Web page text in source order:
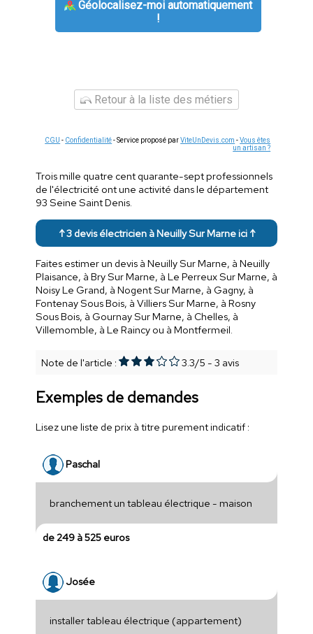
Géolocalisez-moi automatiquement
!
Retour à la liste des métiers
CGU - Confidentialité- Service proposé parViteUnDevis.com -Vous êtes
un artisan ?
Trois mille quatre cent quarante-sept professionnels
de l'électricité ont une activité dans le département
93 Seine Saint Denis.
↑ 3 devis électricien à Neuilly Sur Marne ici ↑
Faites estimer un devis à Neuilly Sur Marne, à Neuilly
Plaisance, à Bry Sur Marne, à Le Perreux Sur Marne, à
Noisy Le Grand, à Nogent Sur Marne, à Gagny, à
Fontenay Sous Bois, à Villiers Sur Marne, à Rosny
Sous Bois, à Gournay Sur Marne, à Chelles, à
Villemomble, à Le Raincy ou à Montfermeil.
Note de l'article : 3.3/5 - 3 avis
Exemples de demandes
Lisez une liste de prix à titre purement indicatif :
Paschal
branchement un tableau électrique - maison
de 249 à 525 euros
Josée
installer tableau électrique (appartement)